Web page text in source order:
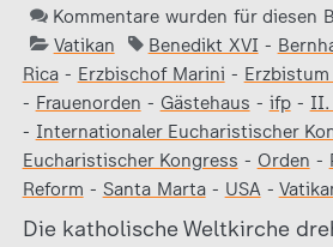
Kommentare wurden für diesen
Vatikan
Benedikt XVI -
Rica- Erzbischof Marini -
- Frauenorden - Gästehaus - ifp- II.
- Internationaler Eucharistischer
Eucharistischer Kongress - Orden -
Reform - Santa Marta- USA-
Die katholische Weltkirche